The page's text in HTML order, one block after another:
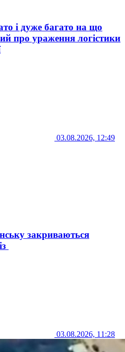
і дуже багато на що
про ураження логістики
03.08.2026, 12:49
закриваються
03.08.2026, 11:28